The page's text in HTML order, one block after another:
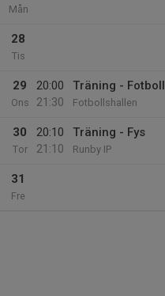
Mån
28
Tis
29
Ons
20:00
21:30
Träning - Fotboll
Fotbollshallen
30
Tor
20:10
21:10
Träning - Fys
Runby IP
31
Fre